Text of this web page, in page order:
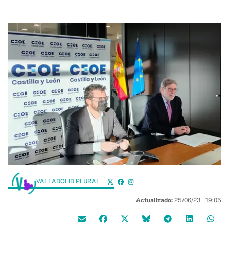
VALLADOLID PLURAL
Actualizado: 25/06/23 | 19:05